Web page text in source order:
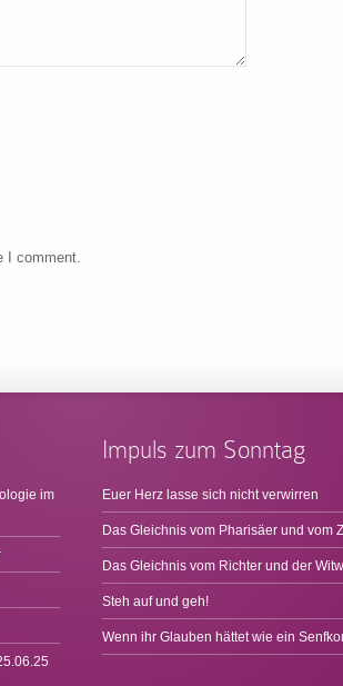
I comment.
im
Impuls zum Sonntag
Euer Herz lasse sich nicht verwirren
Das Gleichnis vom Pharisäer und vom
Das Gleichnis vom Richter und der
Steh auf und geh!
Wenn ihr Glauben hättet wie ein